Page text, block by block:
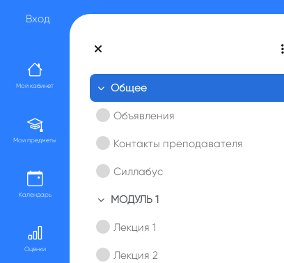
Вход
Мой кабинет
Мои предметы
Календарь
Оценки
Свернуть
Общее
Объявления
Контакты преподавателя
Силлабус
Свернуть
МОДУЛЬ 1
Лекция 1
Лекция 2